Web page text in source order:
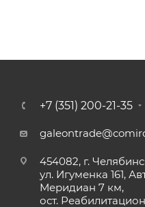
+7 (351) 200-21-35
454082, г.
ул. Игуменка 161,
Меридиан 7 км,
ост.